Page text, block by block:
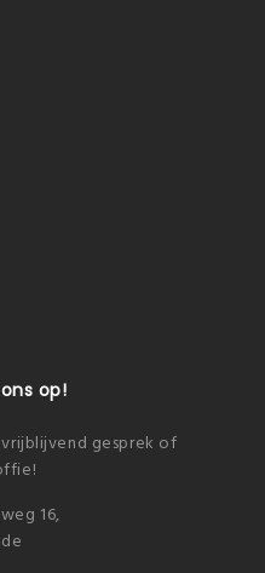
op!
gesprek of
16,